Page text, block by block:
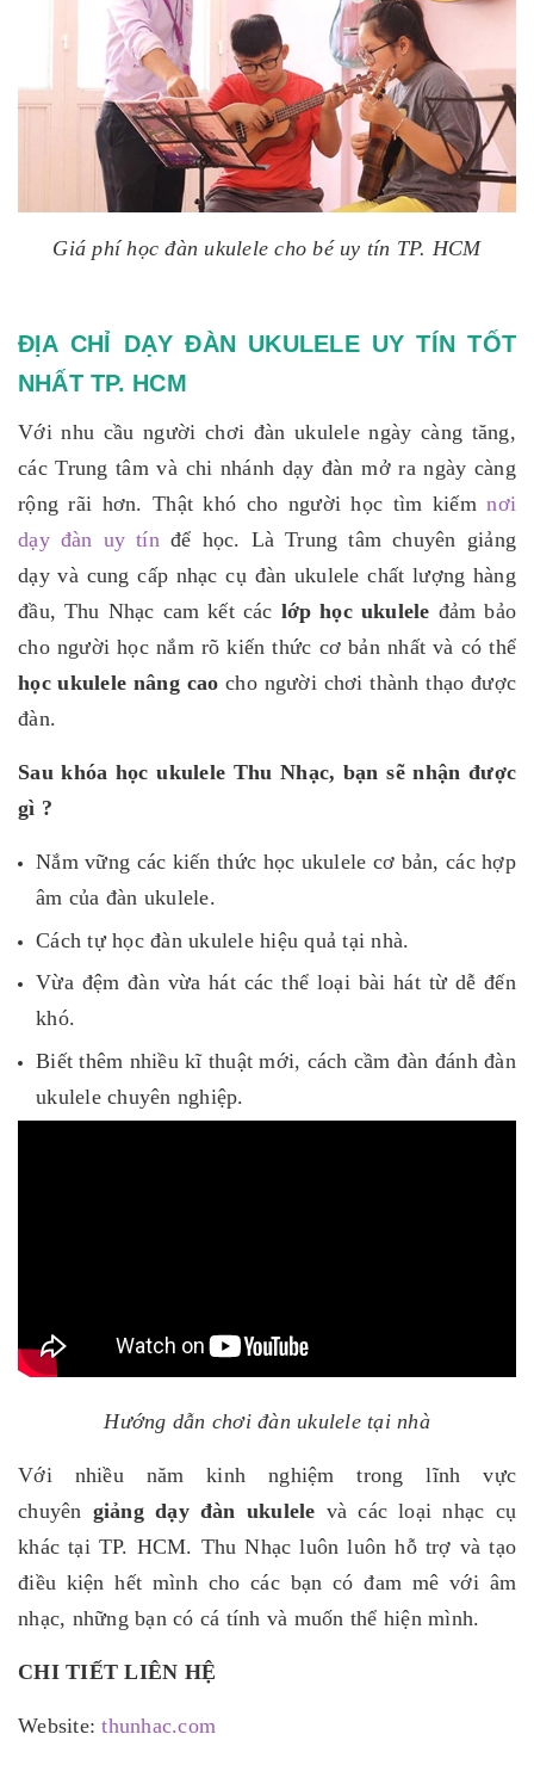
Giá phí học đàn ukulele cho bé uy tín TP. HCM
ĐỊA CHỈ DẠY ĐÀN UKULELE UY TÍN TỐT
NHẤT TP. HCM
Với nhu cầu người chơi đàn ukulele ngày càng tăng,
các Trung tâm và chi nhánh dạy đàn mở ra ngày càng
rộng rãi hơn. Thật khó cho người học tìm kiếmnơi
dạy đàn uy tínđể học. Là Trung tâm chuyên giảng
dạy và cung cấp nhạc cụ đàn ukulele chất lượng hàng
đầu, Thu Nhạc cam kết các lớp học ukulele đảm bảo
cho người học nắm rõ kiến thức cơ bản nhất và có thể
học ukulele nâng cao cho người chơi thành thạo được
đàn.
Sau khóa học ukulele Thu Nhạc, bạn sẽ nhận được
gì ?
Nắm vững các kiến thức học ukulele cơ bản, các hợp
âm của đàn ukulele.
Cách tự học đàn ukulele hiệu quả tại nhà.
Vừa đệm đàn vừa hát các thể loại bài hát từ dễ đến
khó.
Biết thêm nhiều kĩ thuật mới, cách cầm đàn đánh đàn
ukulele chuyên nghiệp.
Hướng dẫn chơi đàn ukulele tại nhà
Với nhiều năm kinh nghiệm trong lĩnh vực
chuyên giảng dạy đàn ukulele và các loại nhạc cụ
khác tại TP. HCM. Thu Nhạc luôn luôn hỗ trợ và tạo
điều kiện hết mình cho các bạn có đam mê với âm
nhạc, những bạn có cá tính và muốn thể hiện mình.
CHI TIẾT LIÊN HỆ
Website:thunhac.com